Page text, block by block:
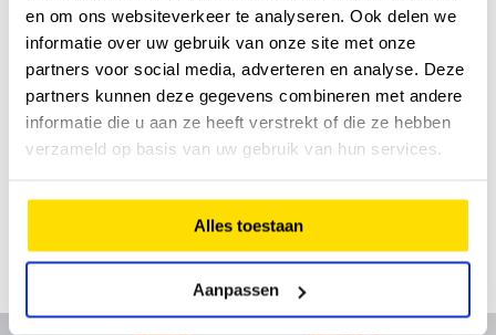
en om ons websiteverkeer te analyseren. Ook delen we
informatie over uw gebruik van onze site met onze
partners voor social media, adverteren en analyse. Deze
partners kunnen deze gegevens combineren met andere
informatie die u aan ze heeft verstrekt of die ze hebben
verzameld op basis van uw gebruik van hun services.
Alles toestaan
Aanpassen
FysioHolland Oncologie zorg
Oedeemfysiotherapie is ook een onderdeel van
Fysioholland Oncologie Zorg. Zorg die de
levenskwaliteit van mensen met kanker kan
verbeteren. We bieden oncologiefysiotherapie,
we voedingsadvies en bieden we psychosociale
begeleiding en ondersteuning rondom welzijn en
ontspanning.